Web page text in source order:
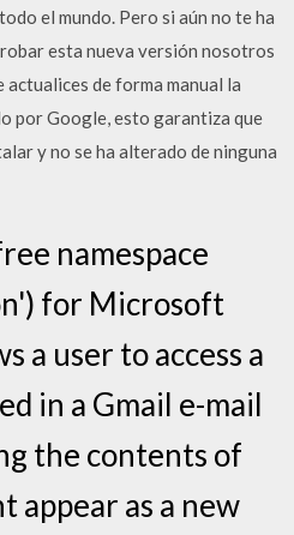
el mundo. Pero si aún no te ha
esta nueva versión nosotros
de forma manual la
por Google, esto garantiza que
y no se ha alterado de ninguna
namespace
for Microsoft
a user to access a
in a Gmail e-mail
the contents of
appear as a new